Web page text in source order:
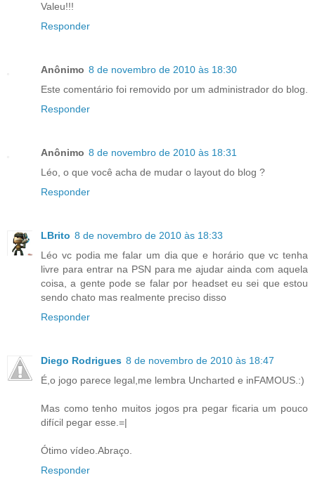
Valeu!!!
Responder
Anônimo 8 de novembro de 2010 às 18:30
Este comentário foi removido por um administrador do blog.
Responder
Anônimo 8 de novembro de 2010 às 18:31
Léo, o que você acha de mudar o layout do blog ?
Responder
LBrito 8 de novembro de 2010 às 18:33
Léo vc podia me falar um dia que e horário que vc tenha
livre para entrar na PSN para me ajudar ainda com aquela
coisa, a gente pode se falar por headset eu sei que estou
sendo chato mas realmente preciso disso
Responder
Diego Rodrigues 8 de novembro de 2010 às 18:47
É,o jogo parece legal,me lembra Uncharted e inFAMOUS.:)
Mas como tenho muitos jogos pra pegar ficaria um pouco
difícil pegar esse.=|
Ótimo vídeo.Abraço.
Responder